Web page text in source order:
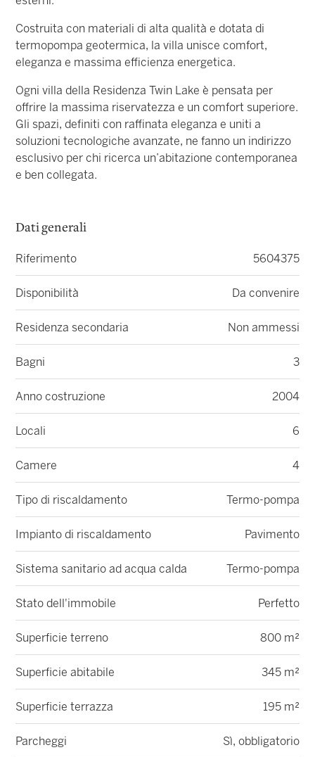
Costruita con materiali di alta qualità e dotata di
termopompa geotermica, la villa unisce comfort,
eleganza e massima efficienza energetica.
Ogni villa della Residenza Twin Lake è pensata per
offrire la massima riservatezza e un comfort superiore.
Gli spazi, definiti con raffinata eleganza e uniti a
soluzioni tecnologiche avanzate, ne fanno un indirizzo
esclusivo per chi ricerca un’abitazione contemporanea
e ben collegata.
Dati generali
Riferimento 5604375
Disponibilità Da convenire
Residenza secondaria Non ammessi
Bagni 3
Anno costruzione 2004
Locali 6
Camere 4
Tipo di riscaldamento Termo-pompa
Impianto di riscaldamento Pavimento
Sistema sanitario ad acqua calda Termo-pompa
Stato dell'immobile Perfetto
Superficie terreno 800 m²
Superficie abitabile 345 m²
Superficie terrazza 195 m²
Parcheggi Sì, obbligatorio